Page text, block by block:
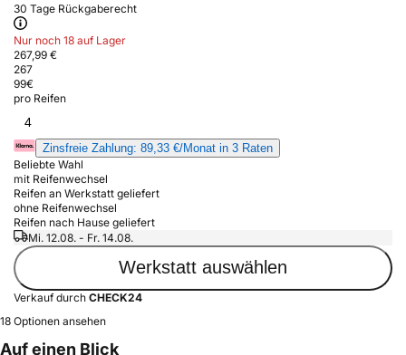
30 Tage Rückgaberecht
Nur noch 18 auf Lager
267,99 €
267
99€
pro Reifen
4
Zinsfreie Zahlung: 89,33 €/Monat in 3 Raten
Beliebte Wahl
mit Reifenwechsel
Reifen an Werkstatt geliefert
ohne Reifenwechsel
Reifen nach Hause geliefert
Mi. 12.08. - Fr. 14.08.
Werkstatt auswählen
Verkauf durch CHECK24
18 Optionen ansehen
Auf einen Blick